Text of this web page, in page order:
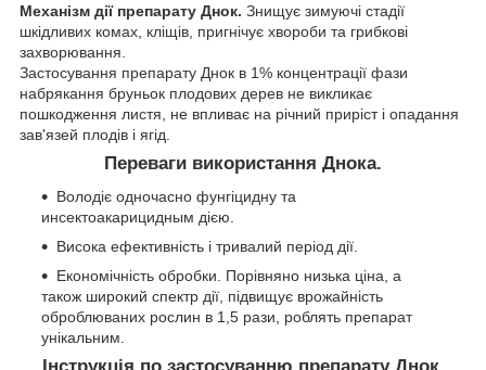
Механізм дії препарату Днок. Знищує зимуючі стадії
шкідливих комах, кліщів, пригнічує хвороби та грибкові
захворювання.
Застосування препарату Днок в 1% концентрації фази
набрякання бруньок плодових дерев не викликає
пошкодження листя, не впливає на річний приріст і опадання
зав'язей плодів і ягід.
Переваги використання Днока.
Володіє одночасно фунгіцидну та
инсектоакарицидным дією.
Висока ефективність і тривалий період дії.
Економічність обробки. Порівняно низька ціна, а
також широкий спектр дії, підвищує врожайність
оброблюваних рослин в 1,5 рази, роблять препарат
унікальним.
Інструкція по застосуванню препарату Днок.